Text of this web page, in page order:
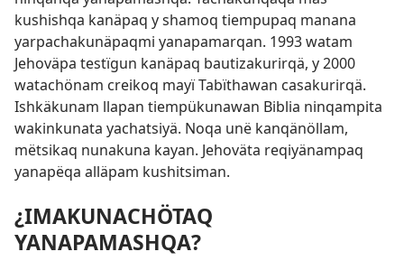
kushishqa kanäpaq y shamoq tiempupaq manana
yarpachakunäpaqmi yanapamarqan. 1993 watam
Jehoväpa testïgun kanäpaq bautizakurirqä, y 2000
watachönam creikoq mayï Tabïthawan casakurirqä.
Ishkäkunam llapan tiempükunawan Biblia ninqampita
wakinkunata yachatsiyä. Noqa unë kanqänöllam,
mëtsikaq nunakuna kayan. Jehoväta reqiyänampaq
yanapëqa alläpam kushitsiman.
¿IMAKUNACHÖTAQ
YANAPAMASHQA?